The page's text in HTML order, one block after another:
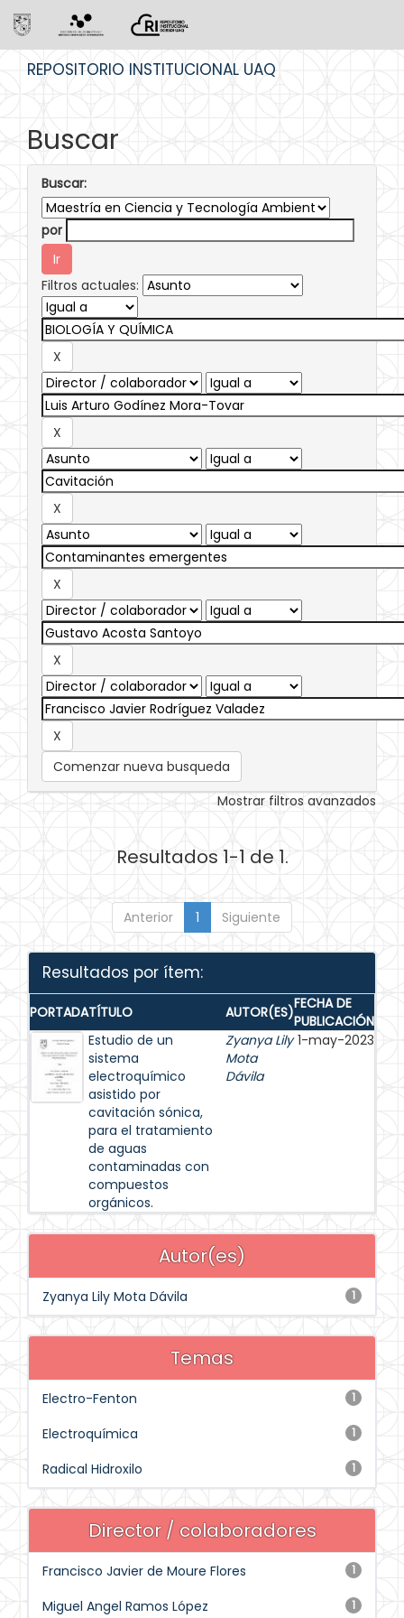
REPOSITORIO INSTITUCIONAL UAQ
Buscar
Buscar:
por
Filtros actuales:
Comenzar nueva busqueda
Mostrar filtros avanzados
Resultados 1-1 de 1.
Anterior 1 Siguiente
Resultados por ítem:
PORTADATÍTULO AUTOR(ES)FECHA DE
PUBLICACIÓN
Estudio de un
sistema
electroquímico
asistido por
cavitación sónica,
para el tratamiento
de aguas
contaminadas con
compuestos
orgánicos.
Zyanya Lily
Mota
Dávila
1-may-2023
Autor(es)
1
Zyanya Lily Mota Dávila
Temas
1
Electro-Fenton
1
Electroquímica
1
Radical Hidroxilo
Director / colaboradores
1
Francisco Javier de Moure Flores
1
Miguel Angel Ramos López